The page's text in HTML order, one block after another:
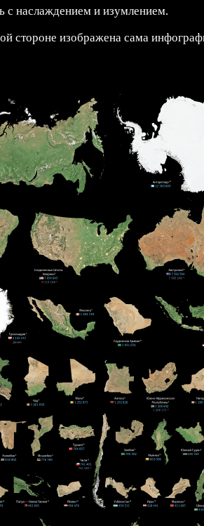
с наслаждением и изумлением.
стороне изображена сама